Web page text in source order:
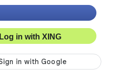
Log in with XING